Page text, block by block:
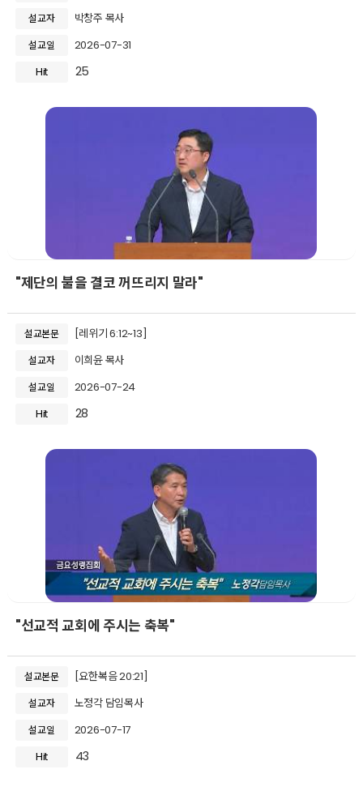
설교자 박창주 목사
설교일
2026-07-31
Hit
25
"제단의 불을 결코 꺼뜨리지 말라"
설교본문 [레위기 6:12~13]
설교자 이희윤 목사
설교일
2026-07-24
Hit
28
"선교적 교회에 주시는 축복"
설교본문 [요한복음 20:21]
설교자 노정각 담임목사
설교일
2026-07-17
Hit
43